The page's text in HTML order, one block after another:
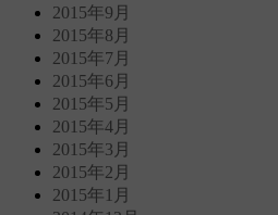
2015年9月
2015年8月
2015年7月
2015年6月
2015年5月
2015年4月
2015年3月
2015年2月
2015年1月